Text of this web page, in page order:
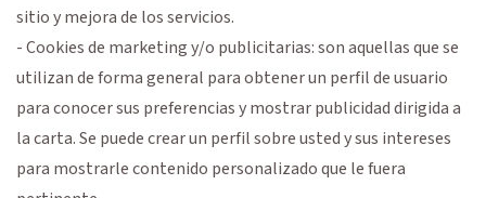
sitio y mejora de los servicios.
- Cookies de marketing y/o publicitarias: son aquellas que se
utilizan de forma general para obtener un perfil de usuario
para conocer sus preferencias y mostrar publicidad dirigida a
la carta. Se puede crear un perfil sobre usted y sus intereses
para mostrarle contenido personalizado que le fuera